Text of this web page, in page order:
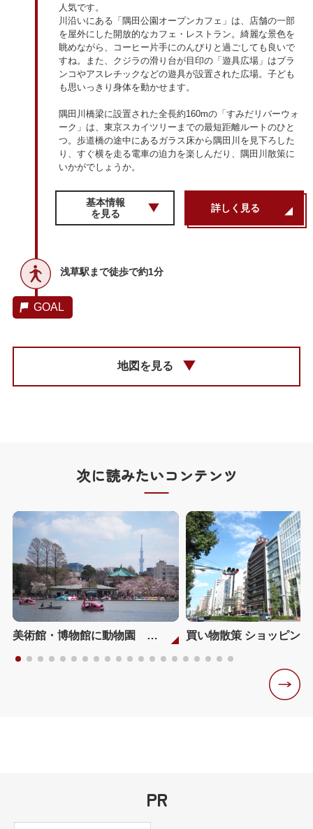
人気です。
川沿いにある「隅田公園オープンカフェ」は、店舗の一部
を屋外にした開放的なカフェ・レストラン。綺麗な景色を
眺めながら、コーヒー片手にのんびりと過ごしても良いで
すね。また、クジラの滑り台が目印の「遊具広場」はブラ
ンコやアスレチックなどの遊具が設置された広場。子ども
も思いっきり身体を動かせます。
隅田川橋梁に設置された全長約160mの「すみだリバーウォ
ーク」は、東京スカイツリーまでの最短距離ルートのひと
つ。歩道橋の途中にあるガラス床から隅田川を見下ろした
り、すぐ横を走る電車の迫力を楽しんだり、隅田川散策に
いかがでしょうか。
基本情報
を見る
詳しく見る
浅草駅まで徒歩で約1分
GOAL
地図を見る
次に読みたいコンテンツ
美術館・博物館に動物園 アメ横でも有名な「上野・御徒町」
PR